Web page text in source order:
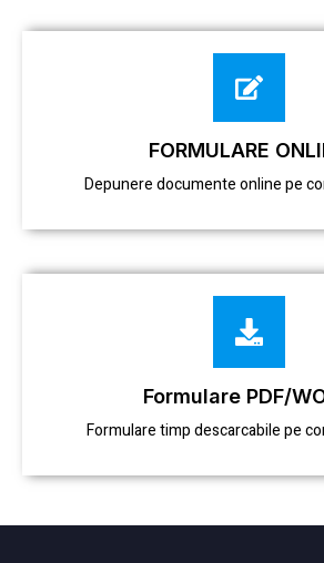
FORMULARE
Depunere documente online pe
Formulare PDF/
Formulare timp descarcabile pe